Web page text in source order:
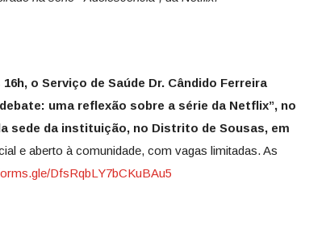
o Serviço de Saúde Dr. Cândido Ferreira
uma reflexão sobre a série da Netflix”, no
sede da instituição, no Distrito de Sousas, em
e aberto à comunidade, com vagas limitadas. As
DfsRqbLY7bCKuBAu5